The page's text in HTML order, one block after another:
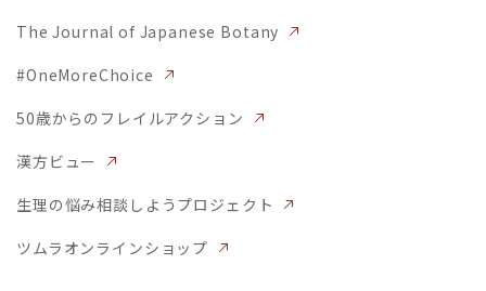
The Journal of Japanese Botany
#OneMoreChoice
50歳からのフレイルアクション
漢方ビュー
生理の悩み相談しようプロジェクト
ツムラオンラインショップ